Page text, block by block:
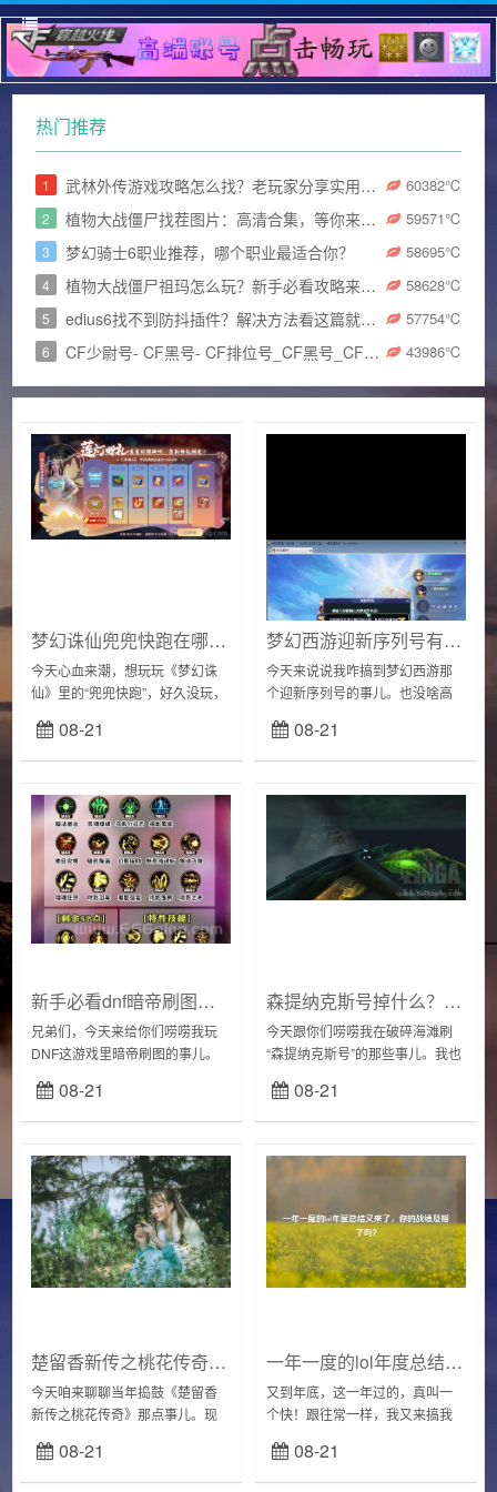
热门推荐
60382℃
1 武林外传游戏攻略怎么找？老玩家分享实用技巧！
59571℃
2 植物大战僵尸找茬图片：高清合集，等你来挑战眼力极限！
58695℃
3 梦幻骑士6职业推荐，哪个职业最适合你？
58628℃
4 植物大战僵尸祖玛怎么玩？新手必看攻略来了！
57754℃
5 edius6找不到防抖插件？解决方法看这篇就够了！
43986℃
6 CF少尉号- CF黑号- CF排位号_CF黑号_CF小号发卡网_和平精英小号
梦幻诛仙兜兜快跑在哪玩？活动入口及玩法详解！
今天心血来潮，想玩玩《梦幻诛
仙》里的“兜兜快跑”，好久没玩，
意思的，就想再体验一把。我先
是打开游戏，在游戏界面左边那
08-21
梦幻西游迎新序列号有什么用？奖励详细介绍！
今天来说说我咋搞到梦幻西游那
个迎新序列号的事儿。也没啥高
玩玩游戏，放松放松，最近正好
看到梦幻西游又有点新动静，就
08-21
新手必看dnf暗帝刷图视频，让你快速通关副本！
兄弟们，今天来给你们唠唠我玩
DNF这游戏里暗帝刷图的事儿。
帝刷起图来，那叫一个爽！我对
暗帝这职业没啥感觉，就是看别
08-21
森提纳克斯号掉什么？全掉落物品一览及获取指南！
今天跟你们唠唠我在破碎海滩刷
“森提纳克斯号”的那些事儿。我也
后来还是慢慢摸索出来的。出发
前的准备去之前，我寻思着这肯
08-21
楚留香新传之桃花传奇免费观看，这个网站可以看全集！
今天咱来聊聊当年捣鼓《楚留香
新传之桃花传奇》那点事儿。现
味杂陈！一、心血来潮记得那是
1999年，我还是个毛头小伙子，
08-21
一年一度的lol年度总结又来了，你的战绩及格了吗？
又到年底，这一年过的，真叫一
个快！跟往常一样，我又来搞我
还是得整个活儿，记录一下。我
打开游戏客户端，翻翻战绩。一
08-21